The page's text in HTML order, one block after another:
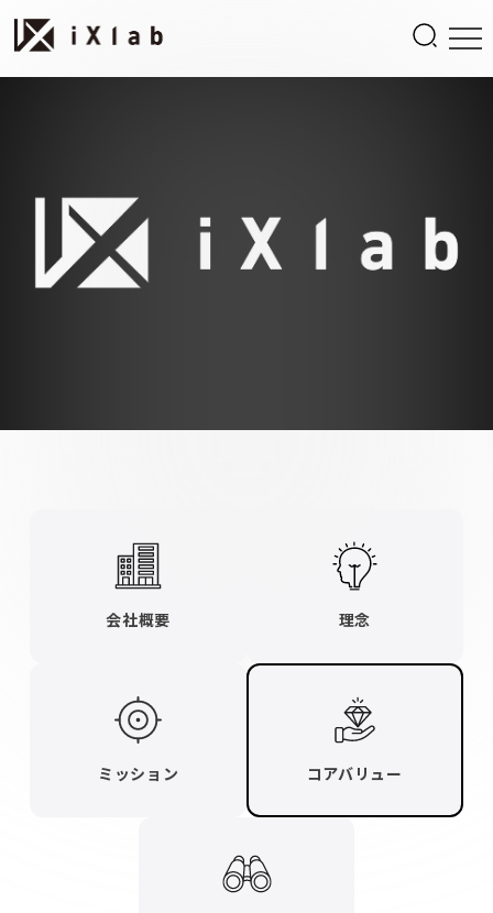
会社概要 理念
ミッション コアバリュー